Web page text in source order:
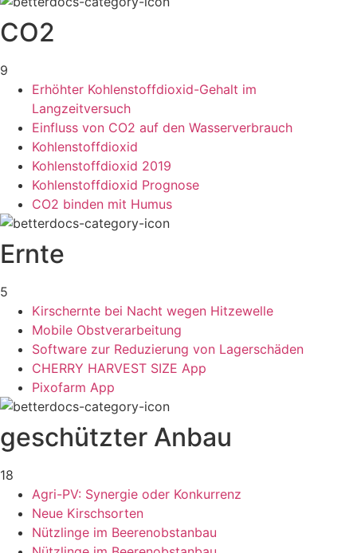
CO2
9
Erhöhter Kohlenstoffdioxid-Gehalt im
Langzeitversuch
Einfluss von CO2 auf den Wasserverbrauch
Kohlenstoffdioxid
Kohlenstoffdioxid 2019
Kohlenstoffdioxid Prognose
CO2 binden mit Humus
Ernte
5
Kirschernte bei Nacht wegen Hitzewelle
Mobile Obstverarbeitung
Software zur Reduzierung von Lagerschäden
CHERRY HARVEST SIZE App
Pixofarm App
geschützter Anbau
18
Agri-PV: Synergie oder Konkurrenz
Neue Kirschsorten
Nützlinge im Beerenobstanbau